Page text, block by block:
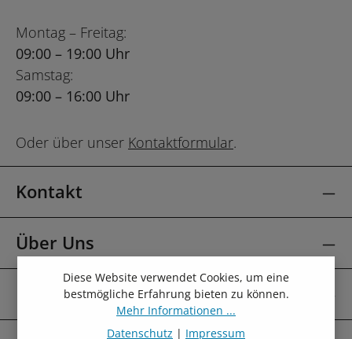
Montag – Freitag:
09:00 – 19:00 Uhr
Samstag:
09:00 – 16:00 Uhr
Oder über unser Kontaktformular.
Kontakt
Über Uns
Mehr Über
Diese Website verwendet Cookies, um eine
bestmögliche Erfahrung bieten zu können.
Mehr Informationen ...
Datenschutz | Impressum